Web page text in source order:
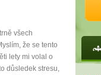
všech
že se tento
lety mi volal o
důsledek stresu,